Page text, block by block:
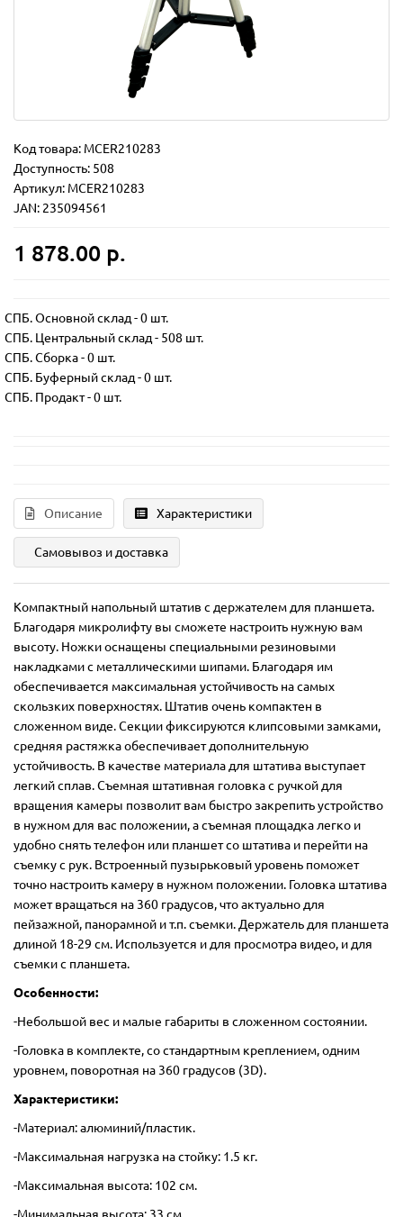
Код товара: MCER210283
Доступность: 508
Артикул: MCER210283
JAN: 235094561
1 878.00 р.
СПБ. Основной склад-0 шт.
СПБ. Центральный склад- 508 шт.
СПБ. Сборка-0 шт.
СПБ. Буферный склад-0 шт.
СПБ. Продакт-0 шт.
Описание Характеристики
Самовывоз и доставка
Компактный напольный штатив с держателем для планшета.
Благодаря микролифту вы сможете настроить нужную вам
высоту. Ножки оснащены специальными резиновыми
накладками с металлическими шипами. Благодаря им
обеспечивается максимальная устойчивость на самых
скользких поверхностях. Штатив очень компактен в
сложенном виде. Секции фиксируются клипсовыми замками,
средняя растяжка обеспечивает дополнительную
устойчивость. В качестве материала для штатива выступает
легкий сплав. Съемная штативная головка с ручкой для
вращения камеры позволит вам быстро закрепить устройство
в нужном для вас положении, а съемная площадка легко и
удобно снять телефон или планшет со штатива и перейти на
съемку с рук. Встроенный пузырьковый уровень поможет
точно настроить камеру в нужном положении. Головка штатива
может вращаться на 360 градусов, что актуально для
пейзажной, панорамной и т.п. съемки. Держатель для планшета
длиной 18-29 см. Используется и для просмотра видео, и для
съемки с планшета.
Особенности:
-Небольшой вес и малые габариты в сложенном состоянии.
-Головка в комплекте, со стандартным креплением, одним
уровнем, поворотная на 360 градусов (3D).
Характеристики:
-Материал: алюминий/пластик.
-Максимальная нагрузка на стойку: 1.5 кг.
-Максимальная высота: 102 см.